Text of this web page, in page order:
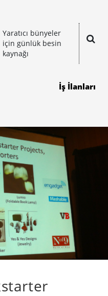
Yaratıcı bünyeler
için günlük besin
kaynağı
İş İlanları